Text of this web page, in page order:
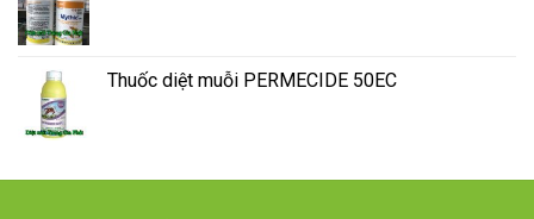
Thuốc diệt muỗi PERMECIDE 50EC